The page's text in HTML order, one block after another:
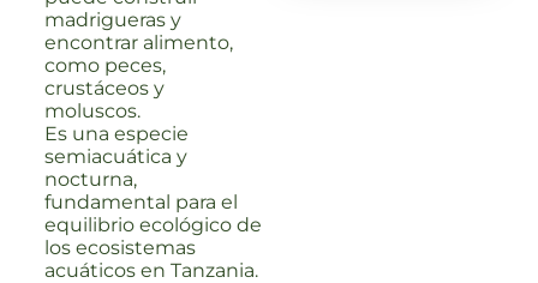
madrigueras y
encontrar alimento,
como peces,
crustáceos y
moluscos.
Es una especie
semiacuática y
nocturna,
fundamental para el
equilibrio ecológico de
los ecosistemas
acuáticos en Tanzania.